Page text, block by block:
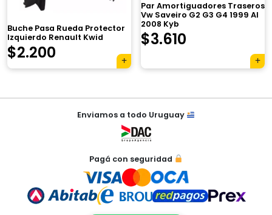
Buche Pasa Rueda Protector
Izquierdo Renault Kwid
$2.200
Par Amortiguadores Traseros
Vw Saveiro G2 G3 G4 1999 Al
2008 Kyb
El
era:
$4.850.
$3.610
es:
NavegaciónEnviamos a todo Uruguay
Pagá con seguridad
Tu carrito está vacío.
automáticamente.